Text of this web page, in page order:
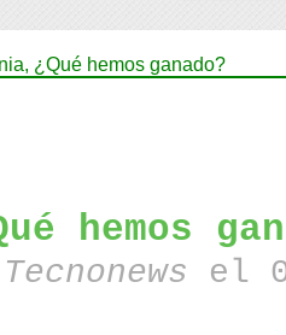
¿Qué hemos ganado?
hemos
Tecnonews el